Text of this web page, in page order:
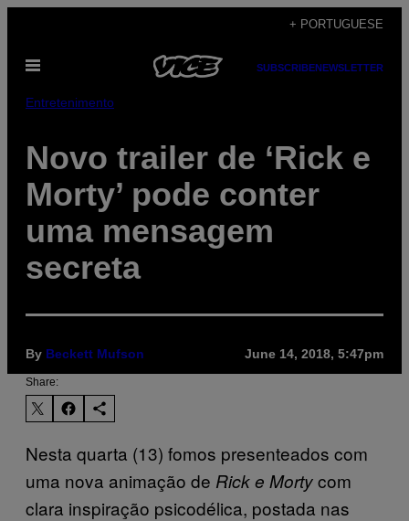
content
+ PORTUGUESE
Open
SUBSCRIBENEWSLETTER
Entretenimento
Novo trailer de ‘Rick e
Morty’ pode conter
uma mensagem
secreta
By Beckett Mufson June 14, 2018, 5:47pm
Share:
Nesta quarta (13) fomos presenteados com
uma nova animação de Rick e Mortycom
clara inspiração psicodélica, postada nas